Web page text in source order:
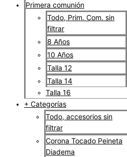
Primera comunión
Todo, Prim. Com. sin
filtrar
8 Años
10 Años
Talla 12
Talla 14
Talla 16
+ Categorías
Todo, accesorios sin
filtrar
Corona Tocado Peineta
Diadema